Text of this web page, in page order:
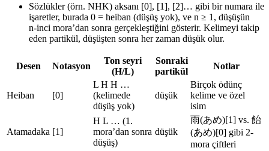
Sözlükler (örn. NHK) aksanı [0], [1], [2]… gibi bir numara ile
işaretler, burada 0 = heiban (düşüş yok), ve n ≥ 1, düşüşün
n‑inci mora’dan sonra gerçekleştiğini gösterir. Kelimeyi takip
eden partikül, düşüşten sonra her zaman düşük olur.
Desen Notasyon
Ton seyri
(H/L)
Sonraki
partikül
Notlar
Heiban [0]
L H H …
(kelimede
düşüş yok)
düşük
Birçok ödünç
kelime ve özel
isim
Atamadaka [1]
H L … (1.
mora’dan sonra
düşüş)
düşük
雨(あめ)[1] vs. 飴
(あめ)[0] gibi 2-
mora çiftleri